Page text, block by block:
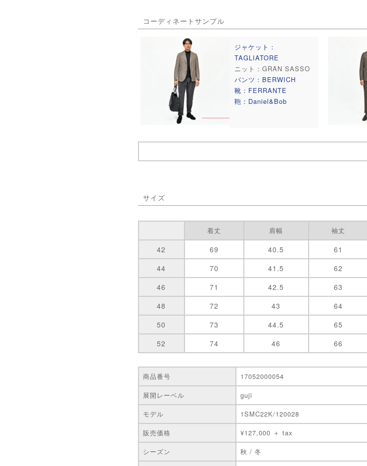
コーディネートサンプル
ジャケット：
TAGLIATORE
ニット：GRAN SASSO
パンツ：BERWICH
靴：FERRANTE
鞄：Daniel&Bob
サイズ
着丈 肩幅 袖丈
42 69 40.5 61
44
70 41.5 62
46
71 42.5 63
48
72 43 64
50
73 44.5 65
52
74 46 66
商品番号
17052000054
展開レーベル
guji
モデル
1SMC22K/120028
販売価格
¥127,000 ＋ tax
シーズン
秋 / 冬